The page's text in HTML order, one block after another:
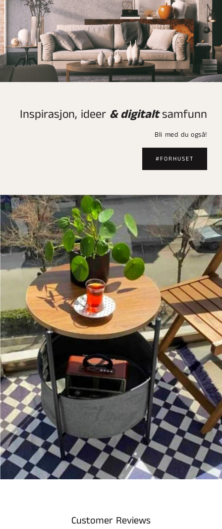
Inspirasjon, ideer & digitaltsamfunn
Bli med du også!
#FORHUSET
Customer Reviews